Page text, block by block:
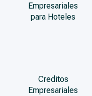
Empresariales
para Hoteles
Creditos
Empresariales